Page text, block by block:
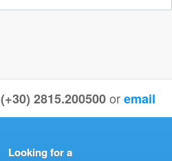
(+30) 2815.200500 oremail
Looking for a